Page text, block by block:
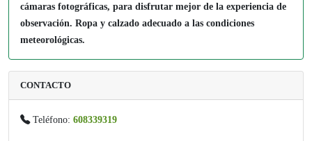
cámaras fotográficas, para disfrutar mejor de la experiencia de
observación. Ropa y calzado adecuado a las condiciones
meteorológicas.
CONTACTO
Teléfono: 608339319